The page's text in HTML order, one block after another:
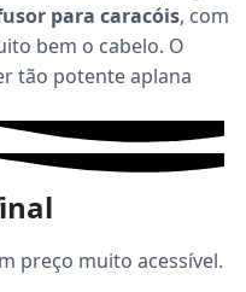
para caracóis, com
bem o cabelo. O
tão potente aplana
preço muito acessível.